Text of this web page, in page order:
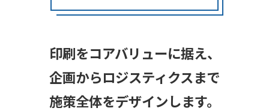
印刷をコアバリューに据え、
企画からロジスティクスまで
施策全体をデザインします。